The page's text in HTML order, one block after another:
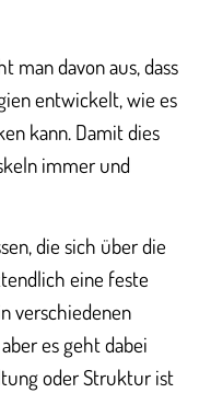
man davon aus, dass
entwickelt, wie es
kann. Damit dies
immer und
die sich über die
eine feste
verschiedenen
es geht dabei
oder Struktur ist